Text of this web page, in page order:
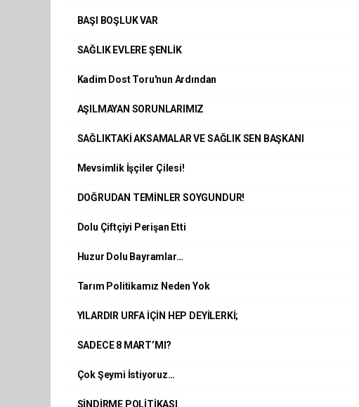
BAŞI BOŞLUK VAR
SAĞLIK EVLERE ŞENLİK
Kadim Dost Toru'nun Ardından
AŞILMAYAN SORUNLARIMIZ
SAĞLIKTAKİ AKSAMALAR VE SAĞLIK SEN BAŞKANI
Mevsimlik İşçiler Çilesi!
DOĞRUDAN TEMİNLER SOYGUNDUR!
Dolu Çiftçiyi Perişan Etti
Huzur Dolu Bayramlar…
Tarım Politikamız Neden Yok
YILARDIR URFA İÇİN HEP DEYİLERKİ;
SADECE 8 MART’MI?
Çok Şeymi İstiyoruz…
SİNDİRME POLİTİKASI